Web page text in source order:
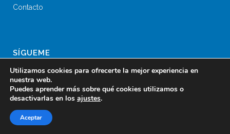
Contacto
SÍGUEME
Utilizamos cookies para ofrecerte la mejor experiencia en
nuestra web.
Puedes aprender más sobre qué cookies utilizamos o
desactivarlas en los ajustes.
Aceptar